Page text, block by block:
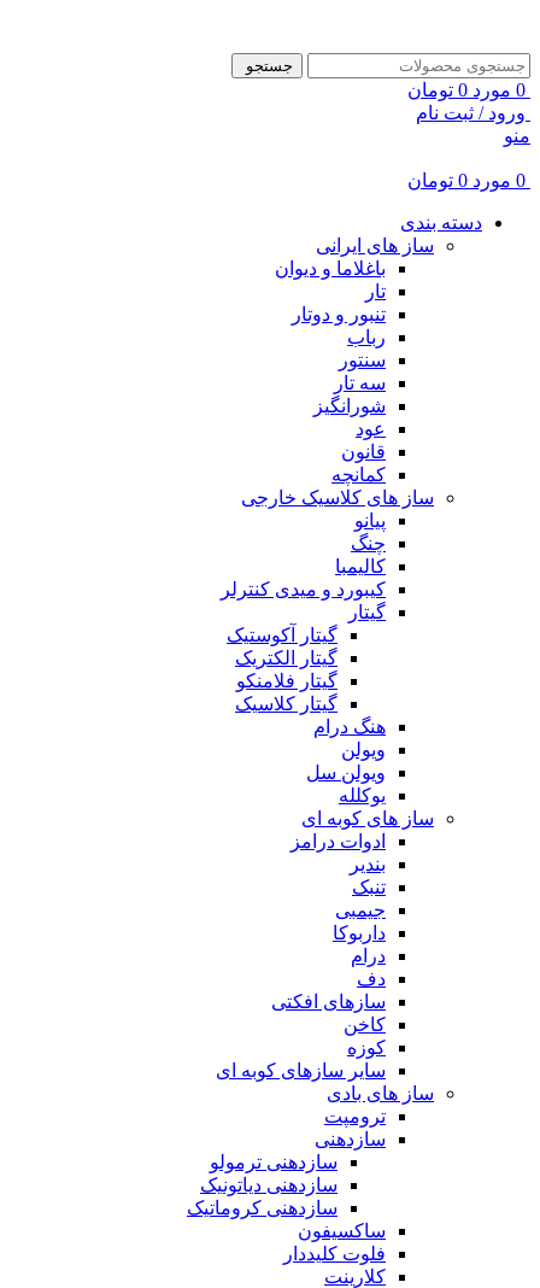
جستجو
0 مورد 0 تومان
ورود / ثبت نام
منو
0 مورد 0 تومان
دسته بندی
ساز های ایرانی
باغلاما و دیوان
تار
تنبور و دوتار
رباب
سنتور
سه تار
شورانگیز
عود
قانون
کمانچه
ساز های کلاسیک خارجی
پیانو
چنگ
کالیمبا
کیبورد و میدی کنترلر
گیتار
گیتار آکوستیک
گیتار الکتریک
گیتار فلامنکو
گیتار کلاسیک
هنگ درام
ویولن
ویولن سل
یوکلله
ساز های کوبه ای
ادوات درامز
بندیر
تنبک
جیمبی
داربوکا
درام
دف
سازهای افکتی
کاخن
کوزه
سایر سازهای کوبه ای
ساز های بادی
ترومپت
سازدهنی
سازدهنی ترمولو
سازدهنی دیاتونیک
سازدهنی کروماتیک
ساکسیفون
فلوت کلیددار
کلارینت